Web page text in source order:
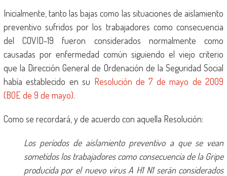
Inicialmente, tanto las bajas como las situaciones de aislamiento
preventivo sufridos por los trabajadores como consecuencia
del COVID-19 fueron considerados normalmente como
causadas por enfermedad común siguiendo el viejo criterio
que la Dirección General de Ordenación de la Seguridad Social
había establecido en su Resolución de 7 de mayo de 2009
(BOE de 9 de mayo).
Como se recordará, y de acuerdo con aquella Resolución:
Los períodos de aislamiento preventivo a que se vean
sometidos los trabajadores como consecuencia de la Gripe
producida por el nuevo virus A H1 N1 serán considerados